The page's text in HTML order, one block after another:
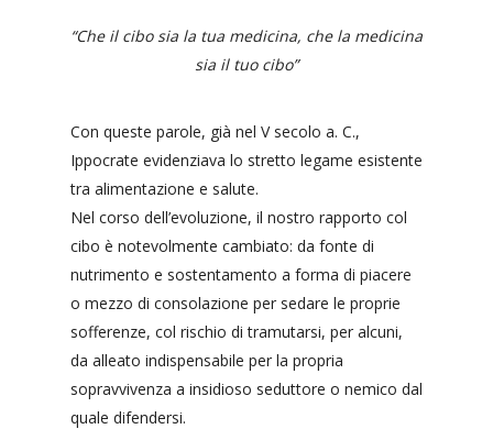
“Che il cibo sia la tua medicina, che la medicina
sia il tuo cibo”
Con queste parole, già nel V secolo a. C.,
Ippocrate evidenziava lo stretto legame esistente
tra alimentazione e salute.
Nel corso dell’evoluzione, il nostro rapporto col
cibo è notevolmente cambiato: da fonte di
nutrimento e sostentamento a forma di piacere
o mezzo di consolazione per sedare le proprie
sofferenze, col rischio di tramutarsi, per alcuni,
da alleato indispensabile per la propria
sopravvivenza a insidioso seduttore o nemico dal
quale difendersi.